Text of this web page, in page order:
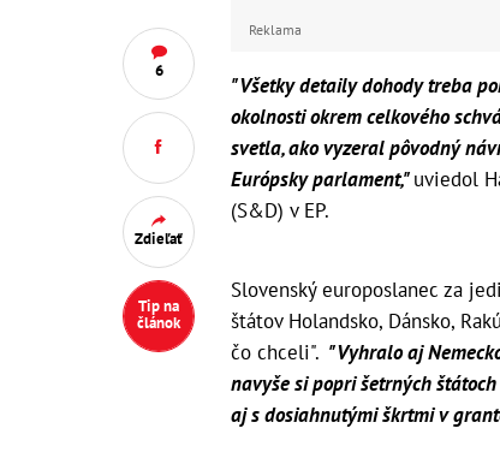
6
Zdieľať
Tip na
článok
Reklama
"Všetky detaily dohody treba
okolnosti okrem celkového
svetla, ako vyzeral pôvodný
Európsky parlament,"uviedol
(S&D) v EP.
Slovenský europoslanec za
štátov Holandsko, Dánsko,
čo chceli". "Vyhralo aj
navyše si popri šetrných
aj s dosiahnutými škrtmi v